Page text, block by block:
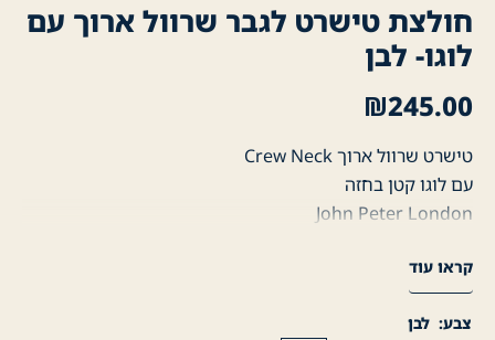
חולצת טישרט לגבר שרוול ארוך עם
לוגו- לבן
₪245.00
טישרט שרוול ארוך Crew Neck
עם לוגו קטן בחזה
John Peter London
5% ספנדקס
קראו עוד
צבע לבן